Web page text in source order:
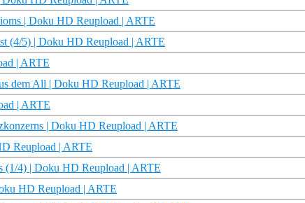
| Doku HD Reupload | ARTE
(4/5) | Doku HD Reupload | ARTE
| ARTE
dem All | Doku HD Reupload | ARTE
| ARTE
| Doku HD Reupload | ARTE
Reupload | ARTE
(1/4) | Doku HD Reupload | ARTE
HD Reupload | ARTE